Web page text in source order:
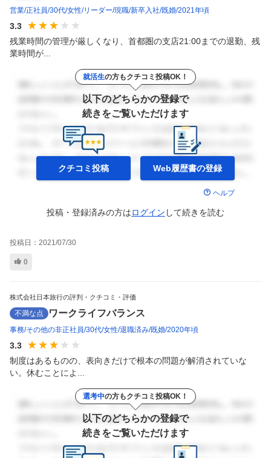
営業 正社員 30代 女性 リーダー 現職 新卒入社 既婚 2021年頃
3.3
残業時間の管理が厳しくなり、首都圏の支店21:00までの退勤、残
業時間が...
就活生の方もクチコミ投稿OK！
以下のどちらかの登録で
続きをご覧いただけます
クチコミ投稿 Web履歴書の登録
ヘルプ
投稿・登録済みの方はログイン して続きを読む
投稿日： 2021/07/30
0
株式会社日本旅行の評判・クチコミ・評価
不満な点 ワークライフバランス
事務 その他の非正社員 30代 女性 退職済み 既婚 2020年頃
3.3
制度はあるものの、表向きだけで根本の問題が解消されていな
い。休むことによ...
選考中の方もクチコミ投稿OK！
以下のどちらかの登録で
続きをご覧いただけます